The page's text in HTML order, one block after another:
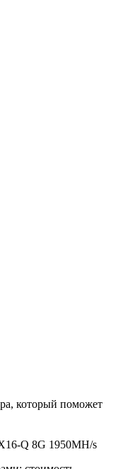
который поможет
Q 8G 1950MH/s